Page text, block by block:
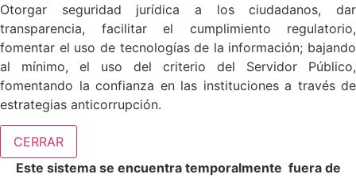
Otorgar seguridad jurídica a los ciudadanos, dar
transparencia, facilitar el cumplimiento regulatorio,
fomentar el uso de tecnologías de la información; bajando
al mínimo, el uso del criterio del Servidor Público,
fomentando la confianza en las instituciones a través de
estrategias anticorrupción.
CERRAR
Este sistema se encuentra temporalmente fuera de